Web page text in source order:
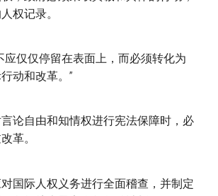
权记录。
应仅仅停留在表面上，而必须转化为
动和改革。”
论自由和知情权进行宪法保障时，必
革。
国际人权义务进行全面稽查，并制定